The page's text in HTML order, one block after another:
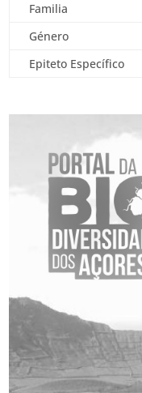
Familia
Género
Epiteto Específico